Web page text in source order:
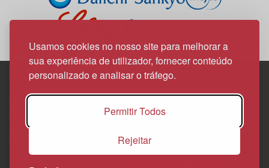
Usamos cookies no nosso site para melhorar a
sua experiência de utilizador, fornecer conteúdo
personalizado e analisar o tráfego.
Permitir Todos
Rejeitar
Edif. Lisboa Oriente | Av. Infante D. Henrique, n.º 333H, esc.
1800-282 Lisboa | Portugal